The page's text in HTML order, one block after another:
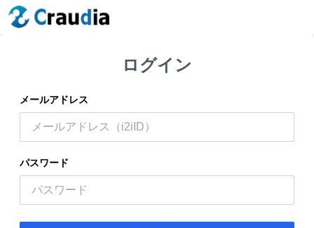
ログイン
メールアドレス
パスワード